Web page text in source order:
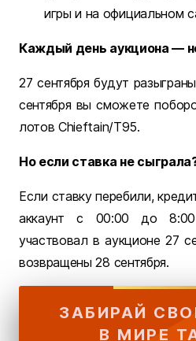
игры и на официальном
Каждый день аукциона —
27 сентября будут
сентября вы сможете
лотов Chieftain/T95.
Но если ставка не
Если ставку перебили,
аккаунт с 00:00 до
участвовал в аукционе 27
возвращены 28 сентября.
ЗАБИРАЙ
В МИРЕ